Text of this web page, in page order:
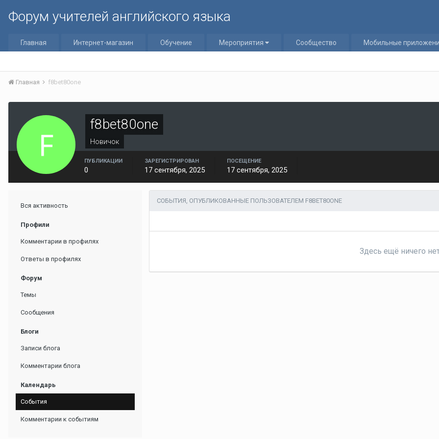
Форум учителей английского языка
Главная Интернет-магазин Обучение Мероприятия Сообщество Мобильные
Главная f8bet80one
f8bet80one
Новичок
ПУБЛИКАЦИИ
0
ЗАРЕГИСТРИРОВАН
17 сентября, 2025
ПОСЕЩЕНИЕ
17 сентября, 2025
Вся активность
Профили
Комментарии в профилях
Ответы в профилях
Форум
Темы
Сообщения
Блоги
Записи блога
Комментарии блога
Календарь
События
Комментарии к событиям
СОБЫТИЯ, ОПУБЛИКОВАННЫЕ ПОЛЬЗОВАТЕЛЕМ F8BET80ONE
Здесь ещё ничего